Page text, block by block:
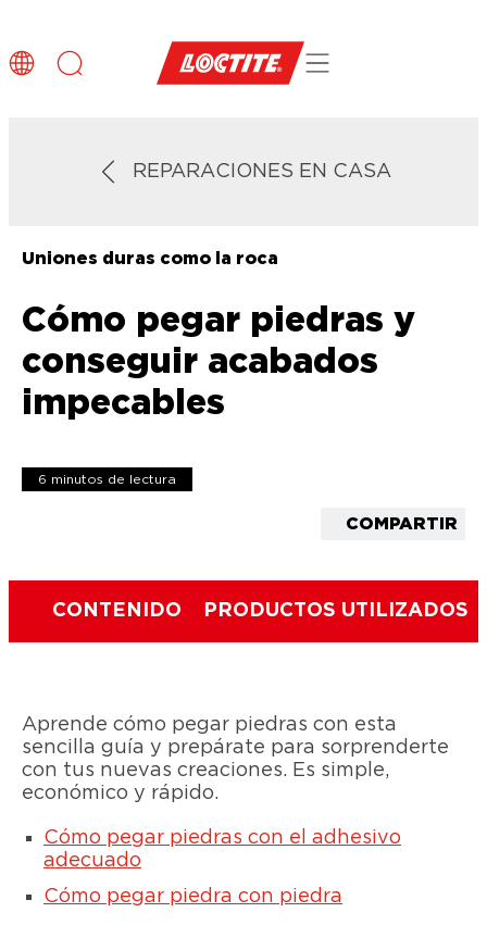
REPARACIONES EN CASA
Uniones duras como la roca
Cómo pegar piedras y
conseguir acabados
impecables
6 minutos de lectura
COMPARTIR
CONTENIDO PRODUCTOS UTILIZADOS
Aprende cómo pegar piedras con esta
sencilla guía y prepárate para sorprenderte
con tus nuevas creaciones. Es simple,
económico y rápido.
Cómo pegar piedras con el adhesivo
adecuado
Cómo pegar piedra con piedra